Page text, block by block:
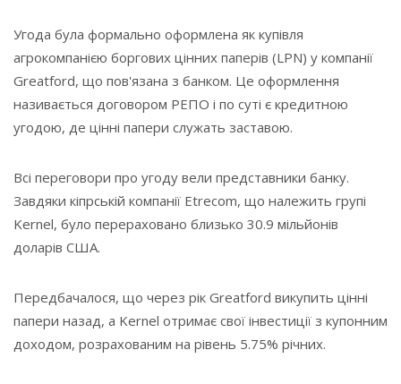
Угода була формально оформлена як купівля
агрокомпанією боргових цінних паперів (LPN) у компанії
Greatford, що пов'язана з банком. Це оформлення
називається договором РЕПО і по суті є кредитною
угодою, де цінні папери служать заставою.
Всі переговори про угоду вели представники банку.
Завдяки кіпрській компанії Etrecom, що належить групі
Kernel, було перераховано близько 30.9 мільйонів
доларів США.
Передбачалося, що через рік Greatford викупить цінні
папери назад, а Kernel отримає свої інвестиції з купонним
доходом, розрахованим на рівень 5.75% річних.